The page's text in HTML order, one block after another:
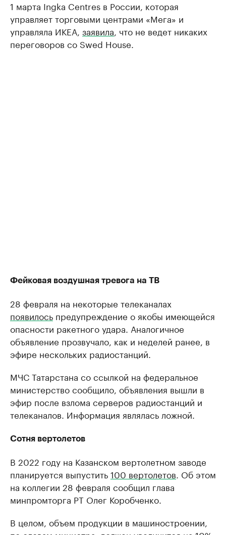
1 марта Ingka Centres в России, которая
управляет торговыми центрами «Мега» и
управляла ИКЕА, заявила , что не ведет никаких
переговоров со Swed House.
Фейковая воздушная тревога на ТВ
28 февраля на некоторые телеканалах
появилось предупреждение о якобы имеющейся
опасности ракетного удара. Аналогичное
объявление прозвучало, как и неделей ранее, в
эфире нескольких радиостанций.
МЧС Татарстана со ссылкой на федеральное
министерство сообщило, объявления вышли в
эфир после взлома серверов радиостанций и
телеканалов. Информация являлась ложной.
Сотня вертолетов
В 2022 году на Казанском вертолетном заводе
планируется выпустить100 вертолетов . Об этом
на коллегии 28 февраля сообщил глава
минпромторга РТ Олег Коробченко.
В целом, объем продукции в машиностроении,